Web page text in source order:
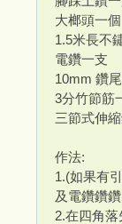
大榔頭一個
1.5米長不
電鑽一支
10mm 鑽
3分竹節筋
三節式伸縮
作法:
1.(如果有
及電鑽鑽
2.在四角